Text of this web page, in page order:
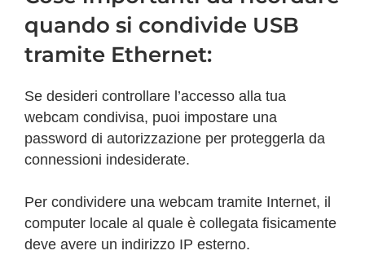
quando si condivide USB
tramite Ethernet:
Se desideri controllare l’accesso alla tua
webcam condivisa, puoi impostare una
password di autorizzazione per proteggerla da
connessioni indesiderate.
Per condividere una webcam tramite Internet, il
computer locale al quale è collegata fisicamente
deve avere un indirizzo IP esterno.